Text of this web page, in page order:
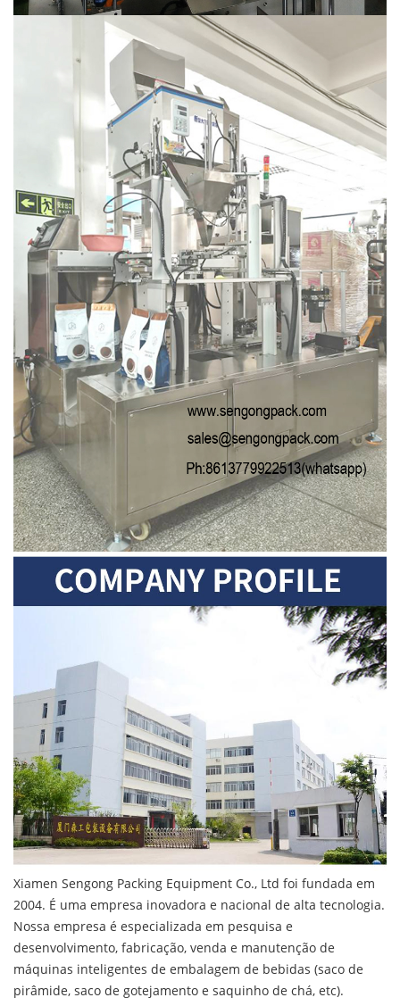
Xiamen Sengong Packing Equipment Co., Ltd foi fundada em
2004. É uma empresa inovadora e nacional de alta tecnologia.
Nossa empresa é especializada em pesquisa e
desenvolvimento, fabricação, venda e manutenção de
máquinas inteligentes de embalagem de bebidas (saco de
pirâmide, saco de gotejamento e saquinho de chá, etc).